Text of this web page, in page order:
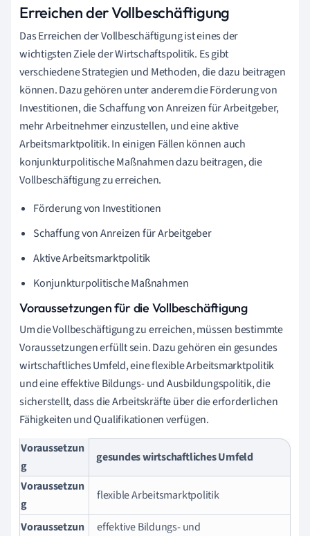
Erreichen der Vollbeschäftigung
Das Erreichen der Vollbeschäftigung ist eines der
wichtigsten Ziele der Wirtschaftspolitik. Es gibt
verschiedene Strategien und Methoden, die dazu beitragen
können. Dazu gehören unter anderem die Förderung von
Investitionen, die Schaffung von Anreizen für Arbeitgeber,
mehr Arbeitnehmer einzustellen, und eine aktive
Arbeitsmarktpolitik. In einigen Fällen können auch
konjunkturpolitische Maßnahmen dazu beitragen, die
Vollbeschäftigung zu erreichen.
Förderung von Investitionen
Schaffung von Anreizen für Arbeitgeber
Aktive Arbeitsmarktpolitik
Konjunkturpolitische Maßnahmen
Voraussetzungen für die Vollbeschäftigung
Um die Vollbeschäftigung zu erreichen, müssen bestimmte
Voraussetzungen erfüllt sein. Dazu gehören ein gesundes
wirtschaftliches Umfeld, eine flexible Arbeitsmarktpolitik
und eine effektive Bildungs- und Ausbildungspolitik, die
sicherstellt, dass die Arbeitskräfte über die erforderlichen
Fähigkeiten und Qualifikationen verfügen.
Voraussetzun
g
gesundes wirtschaftliches Umfeld
Voraussetzun
g
flexible Arbeitsmarktpolitik
Voraussetzun
effektive Bildungs- und